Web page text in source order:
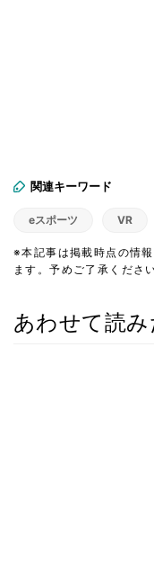
関連キーワード
eスポーツ VR
※本記事は掲載時点の情
ます。予めご了承ください
あわせて読み